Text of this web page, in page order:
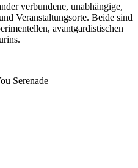
verbundene, unabhängige,
Veranstaltungsorte. Beide sind
avantgardistischen
Serenade